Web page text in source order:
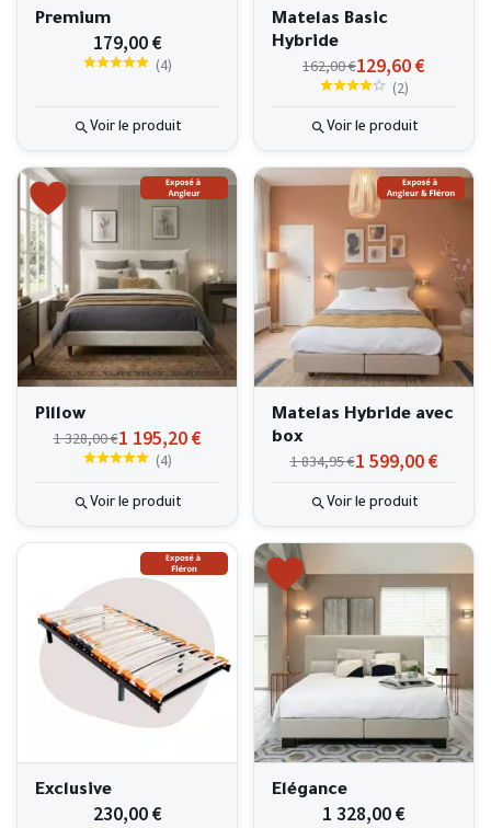
Premium
179,00 €
(4)
Voir le produit
Matelas Basic
Hybride
129,60 €
162,00 €
(2)
Voir le produit
Pillow
1 195,20 €
1 328,00 €
(4)
Voir le produit
Matelas Hybride avec
box
1 599,00 €
1 834,95 €
Voir le produit
Exclusive
230,00 €
Elégance
1 328,00 €